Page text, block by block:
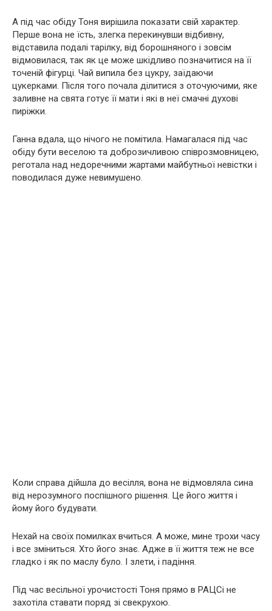
А під час обіду Тоня вирішила показати свій характер.
Перше вона не їсть, злегка перекинувши відбивну,
відставила подалі тарілку, від борошняного і зовсім
відмовилася, так як це може шкідливо позначитися на її
точеній фігурці. Чай випила без цукру, заїдаючи
цукерками. Після того почала ділитися з оточуючими, яке
заливне на свята готує її мати і які в неї смачні духові
пиріжки.
Ганна вдала, що нічого не помітила. Намагалася під час
обіду бути веселою та доброзичливою співрозмовницею,
реготала над недоречними жартами майбутньої невістки і
поводилася дуже невимушено.
Коли справа дійшла до весілля, вона не відмовляла сина
від нерозумного поспішного рішення. Це його життя і
йому його будувати.
Нехай на своїх помилках вчиться. А може, мине трохи часу
і все зміниться. Хто його знає. Адже в її життя теж не все
гладко і як по маслу було. І злети, і падіння.
Під час весільної урочистості Тоня прямо в РАЦСі не
захотіла ставати поряд зі свекрухою.